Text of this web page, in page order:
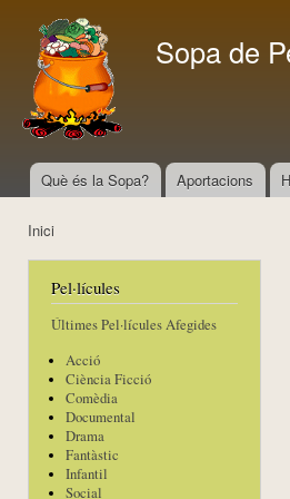
Sopa de
Menú principal
Què és la Sopa? Aportacions
Inici
Pel·lícules
Últimes Pel·lícules Afegides
Acció
Ciència Ficció
Comèdia
Documental
Drama
Fantàstic
Infantil
Social